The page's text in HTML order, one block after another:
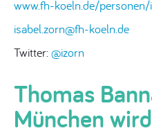
www.fh-koeln.de/
isabel.zorn@fh-koeln.de
Twitter:@izorn
Thomas
München